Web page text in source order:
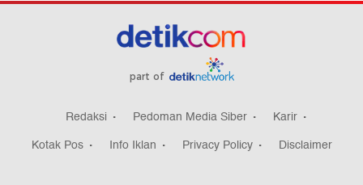
part of
Redaksi Pedoman Media Siber
Karir
Kotak Pos
Info Iklan Privacy Policy Disclaimer